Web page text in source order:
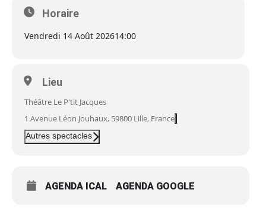
Horaire
Vendredi 14 Août 202614:00
Lieu
Théâtre Le P'tit Jacques
1 Avenue Léon Jouhaux, 59800 Lille, France
Autres spectacles
AGENDA ICAL AGENDA GOOGLE